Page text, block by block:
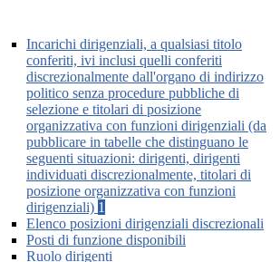
Incarichi dirigenziali, a qualsiasi titolo
conferiti, ivi inclusi quelli conferiti
discrezionalmente dall'organo di indirizzo
politico senza procedure pubbliche di
selezione e titolari di posizione
organizzativa con funzioni dirigenziali (da
pubblicare in tabelle che distinguano le
seguenti situazioni: dirigenti, dirigenti
individuati discrezionalmente, titolari di
posizione organizzativa con funzioni
dirigenziali) 1
Elenco posizioni dirigenziali discrezionali
Posti di funzione disponibili
Ruolo dirigenti